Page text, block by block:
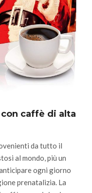
caffè di alta
da tutto il
al mondo, più un
ogni giorno
prenatalizia. La